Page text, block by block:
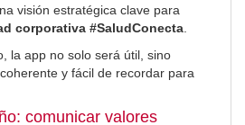
visión estratégica clave para
corporativa #SaludConecta
la app no solo será útil, sino
y fácil de recordar para
comunicar valores